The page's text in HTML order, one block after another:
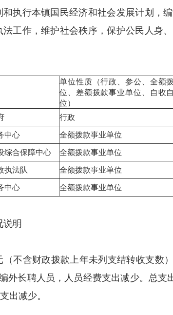
执行本镇国民经济和社会发展计划，
工作，维护社会秩序，保护公民人身
单位性质（行政、参公、全额
位、差额拨款事业单位、自收
位）
行政
中心 全额拨款事业单位
综合保障中心 全额拨款事业单位
执法队 全额拨款事业单位
中心 全额拨款事业单位
说明
不含财政拨款上年未列支结转收支数
外长聘人员，人员经费支出减少。总支
出减少。